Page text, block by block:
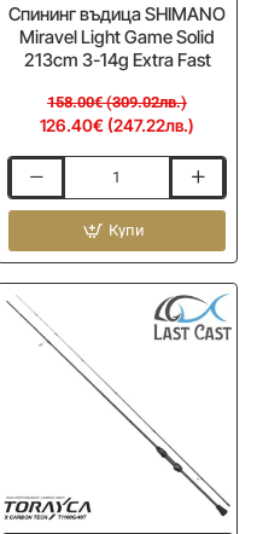
Спининг въдица SHIMANO
Miravel Light Game Solid
213cm 3-14g Extra Fast
126.40€ (247.22лв.)
158.00€ (309.02лв.)
въдица
SHIMANO
Miravel
Light
Game
Solid
213cm
Купи